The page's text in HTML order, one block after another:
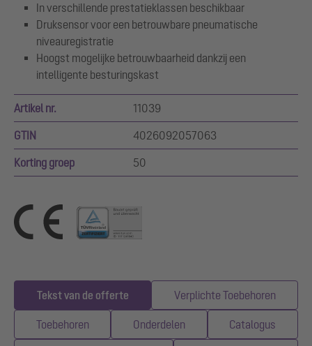
In verschillende prestatieklassen beschikbaar
Druksensor voor een betrouwbare pneumatische
niveauregistratie
Hoogst mogelijke betrouwbaarheid dankzij een
intelligente besturingskast
Artikel nr. 11039
GTIN 4026092057063
Korting groep 50
Tekst van de offerte Verplichte Toebehoren
Toebehoren Onderdelen Catalogus